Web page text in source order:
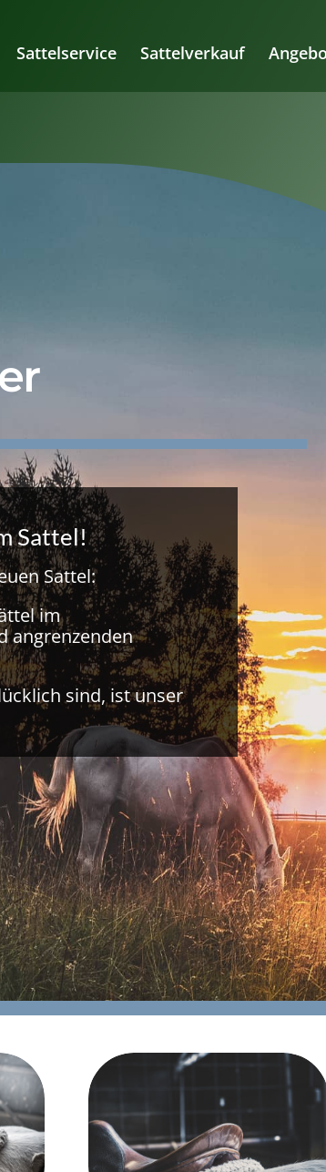
Sattelservice Sattelverkauf
Sattel!
Sattel:
im
angrenzenden
sind, ist unser